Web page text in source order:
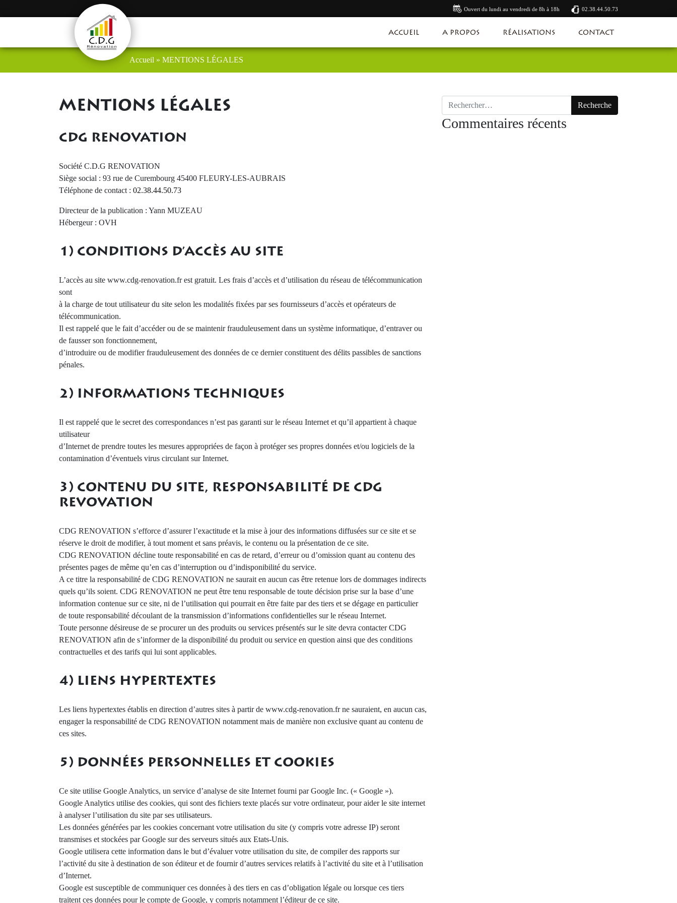
Ouvert du lundi au vendredi de 8h à 18h 02.38.44.50.73
ACCUEIL A PROPOS RÉALISATIONS CONTACT
Accueil » MENTIONS LÉGALES
MENTIONS LÉGALES
CDG RENOVATION
Société C.D.G RENOVATION
Siège social : 93 rue de Curembourg 45400 FLEURY-LES-AUBRAIS
Téléphone de contact : 02.38.44.50.73
Directeur de la publication : Yann MUZEAU
Hébergeur : OVH
1) CONDITIONS D’ACCÈS AU SITE
L’accès au site www.cdg-renovation.fr est gratuit. Les frais d’accès et d’utilisation du réseau de télécommunication
sont
à la charge de tout utilisateur du site selon les modalités fixées par ses fournisseurs d’accès et opérateurs de
télécommunication.
Il est rappelé que le fait d’accéder ou de se maintenir frauduleusement dans un système informatique, d’entraver ou
de fausser son fonctionnement,
d’introduire ou de modifier frauduleusement des données de ce dernier constituent des délits passibles de sanctions
pénales.
2) INFORMATIONS TECHNIQUES
Il est rappelé que le secret des correspondances n’est pas garanti sur le réseau Internet et qu’il appartient à chaque
utilisateur
d’Internet de prendre toutes les mesures appropriées de façon à protéger ses propres données et/ou logiciels de la
contamination d’éventuels virus circulant sur Internet.
3) CONTENU DU SITE, RESPONSABILITÉ DE CDG
REVOVATION
CDG RENOVATION s’efforce d’assurer l’exactitude et la mise à jour des informations diffusées sur ce site et se
réserve le droit de modifier, à tout moment et sans préavis, le contenu ou la présentation de ce site.
CDG RENOVATION décline toute responsabilité en cas de retard, d’erreur ou d’omission quant au contenu des
présentes pages de même qu’en cas d’interruption ou d’indisponibilité du service.
A ce titre la responsabilité de CDG RENOVATION ne saurait en aucun cas être retenue lors de dommages indirects
quels qu’ils soient. CDG RENOVATION ne peut être tenu responsable de toute décision prise sur la base d’une
information contenue sur ce site, ni de l’utilisation qui pourrait en être faite par des tiers et se dégage en particulier
de toute responsabilité découlant de la transmission d’informations confidentielles sur le réseau Internet.
Toute personne désireuse de se procurer un des produits ou services présentés sur le site devra contacter CDG
RENOVATION afin de s’informer de la disponibilité du produit ou service en question ainsi que des conditions
contractuelles et des tarifs qui lui sont applicables.
4) LIENS HYPERTEXTES
Les liens hypertextes établis en direction d’autres sites à partir de www.cdg-renovation.fr ne sauraient, en aucun cas,
engager la responsabilité de CDG RENOVATION notamment mais de manière non exclusive quant au contenu de
ces sites.
5) DONNÉES PERSONNELLES ET COOKIES
Ce site utilise Google Analytics, un service d’analyse de site Internet fourni par Google Inc. (« Google »).
Google Analytics utilise des cookies, qui sont des fichiers texte placés sur votre ordinateur, pour aider le site internet
à analyser l’utilisation du site par ses utilisateurs.
Les données générées par les cookies concernant votre utilisation du site (y compris votre adresse IP) seront
transmises et stockées par Google sur des serveurs situés aux Etats-Unis.
Google utilisera cette information dans le but d’évaluer votre utilisation du site, de compiler des rapports sur
l’activité du site à destination de son éditeur et de fournir d’autres services relatifs à l’activité du site et à l’utilisation
d’Internet.
Google est susceptible de communiquer ces données à des tiers en cas d’obligation légale ou lorsque ces tiers
traitent ces données pour le compte de Google, y compris notamment l’éditeur de ce site.
Recherche pour :
Commentaires récents